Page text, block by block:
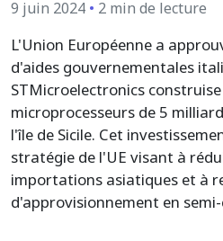
9 juin 2024 • 2 min de lecture
L'Union Européenne a
d'aides gouvernementales
STMicroelectronics
microprocesseurs de 5
l'île de Sicile. Cet
stratégie de l'UE visant à
importations asiatiques et à
d'approvisionnement en